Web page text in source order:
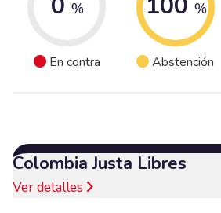
%
En contra
%
Abstención
Colombia Justa Libres
Ver detalles